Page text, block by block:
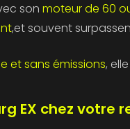
son moteur de 60
,et souvent
et sans émissions,
EX chez votre